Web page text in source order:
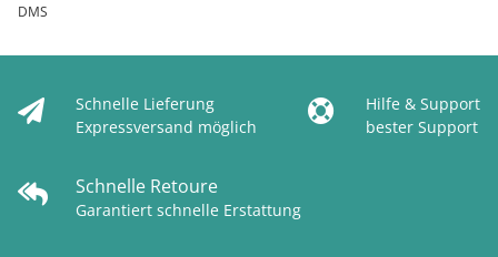
DMS
Schnelle Lieferung
Expressversand möglich
Hilfe & Support
bester Support
Schnelle Retoure
Garantiert schnelle Erstattung